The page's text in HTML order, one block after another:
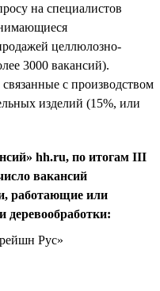
на специалистов
целлюлозно-
3000 вакансий).
с производством
изделий (15%, или
hh.ru, по итогам III
вакансий
работающие или
деревообработки:
Рус»